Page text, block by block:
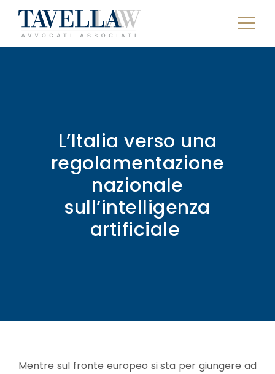
L’Italia verso una
regolamentazione
nazionale
sull’intelligenza
artificiale
Mentre sul fronte europeo si sta per giungere ad